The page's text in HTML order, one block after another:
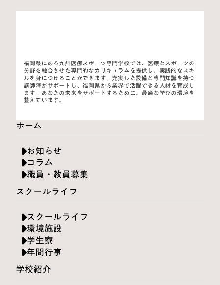
福岡県にある九州医療スポーツ専門学校では、医療とスポーツの
分野を融合させた専門的なカリキュラムを提供し、実践的なスキ
ルを身につけることができます。充実した設備と専門知識を持つ
講師陣がサポートし、福岡県から業界で活躍できる人材を育成し
ます。あなたの未来をサポートするために、最適な学びの環境を
整えています。
ホーム
お知らせ
コラム
職員・教員募集
スクールライフ
スクールライフ
環境施設
学生寮
年間行事
学校紹介